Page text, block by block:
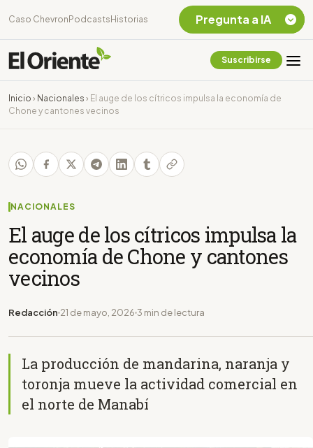
Caso Chevron Podcasts Historias
Suscribirse
Inicio › Nacionales › El auge de los cítricos impulsa la economía de
Chone y cantones vecinos
NACIONALES
El auge de los cítricos impulsa la
economía de Chone y cantones
vecinos
Redacción 21 de mayo, 2026 3 min de lectura
La producción de mandarina, naranja y
toronja mueve la actividad comercial en
el norte de Manabí
Pregunta a IA
Chevron Ecuador